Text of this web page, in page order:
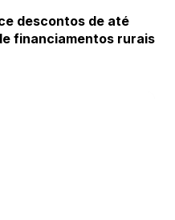
descontos de até
financiamentos rurais